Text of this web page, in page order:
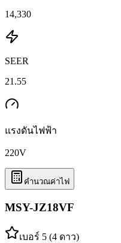
14,330
SEER
21.55
แรงดันไฟฟ้า
220V
คำนวณค่าไฟ
MSY-JZ18VF
เบอร์ 5 (4 ดาว)